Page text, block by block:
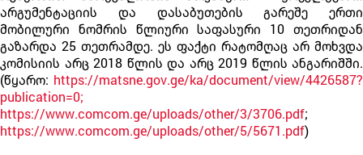
არგუმენტაციის და დასაბუთების გარეშე ერთი
მობილური ნომრის წლიური საფასური 10 თეთრიდან
გაზარდა 25 თეთრამდე. ეს ფაქტი რატომღაც არ მოხვდა
კომისიის არც 2018 წლის და არც 2019 წლის ანგარიშში.
(წყარო: https://matsne.gov.ge/ka/document/view/4426587?
publication=0;
https://www.comcom.ge/uploads/other/3/3706.pdf;
https://www.comcom.ge/uploads/other/5/5671.pdf)